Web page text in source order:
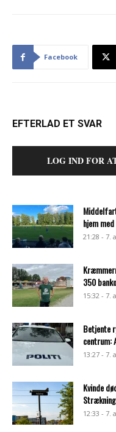
Facebook
EFTERLAD ET SVAR
LOG IND FOR
hjem
21:28 - 7.
350
15:32 - 7.
Betjente
centrum:
13:27 - 7.
Kvinde
12:33 - 7.